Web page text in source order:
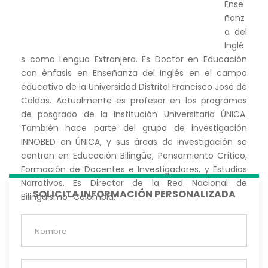
Ense
ñanz
a del
Inglé
s como Lengua Extranjera. Es Doctor en Educación
con énfasis en Enseñanza del Inglés en el campo
educativo de la Universidad Distrital Francisco José de
Caldas. Actualmente es profesor en los programas
de posgrado de la Institución Universitaria ÚNICA.
También hace parte del grupo de investigación
INNOBED en ÚNICA, y sus áreas de investigación se
centran en Educación Bilingüe, Pensamiento Crítico,
Formación de Docentes e Investigadores, y Estudios
Narrativos. Es Directorde la Red Nacional de
Bilingüismo–Colombia.
SOLICITA INFORMACIÓN PERSONALIZADA